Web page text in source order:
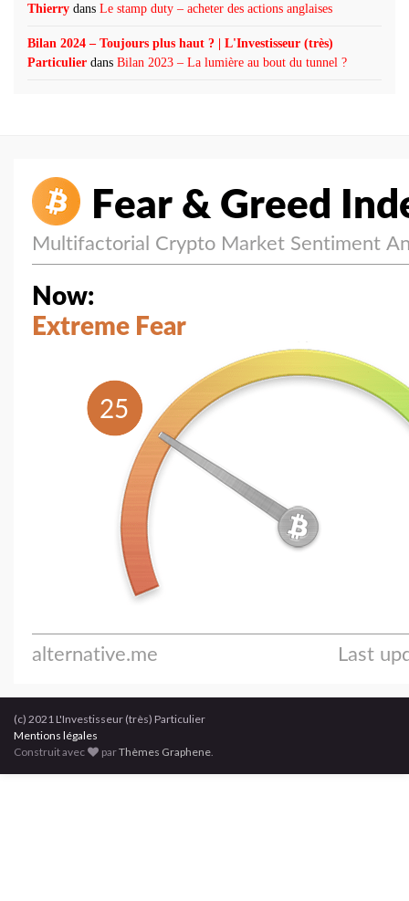
Thierry dans Le stamp duty – acheter des actions anglaises
Bilan 2024 – Toujours plus haut ? | L'Investisseur (très)
Particulier dans Bilan 2023 – La lumière au bout du tunnel ?
(c) 2021 L'Investisseur (très) Particulier
Mentions légales
Construit avec
parThèmes Graphene